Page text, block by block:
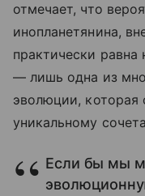
отмечает, что
инопланетянина,
практически
— лишь одна из
эволюции, которая
уникальному
Если бы мы